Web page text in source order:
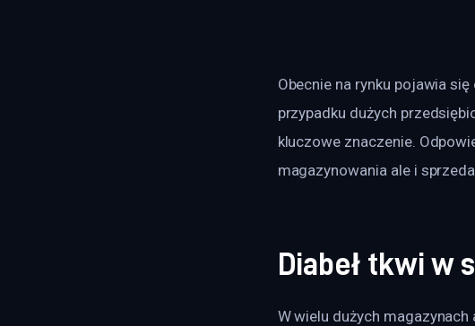
Obecnie na rynku pojawia
przypadku dużych
kluczowe znaczenie.
magazynowania ale i
Diabeł tkwi w
W wielu dużych